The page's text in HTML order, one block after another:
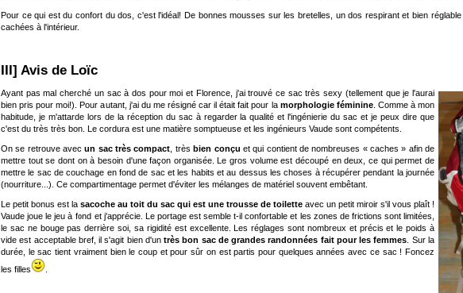
Pour ce qui est du confort du dos, c'est l'idéal! De bonnes mousses sur les bretelles, un dos respirant et bien
cachées à l'intérieur.
III] Avis de Loïc
Ayant pas mal cherché un sac à dos pour moi et Florence, j'ai trouvé ce sac très sexy (tellement que je l'aurai
bien pris pour moi!). Pour autant, j'ai du me résigné car il était fait pour la morphologie féminine. Comme à mon
habitude, je m'attarde lors de la réception du sac à regarder la qualité et l'ingénierie du sac et je peux dire que
c'est du très très bon. Le cordura est une matière somptueuse et les ingénieurs Vaude sont compétents.
On se retrouve avecun sac très compact , trèsbien conçu et qui contient de nombreuses « caches » afin de
mettre tout se dont on à besoin d'une façon organisée. Le gros volume est découpé en deux, ce qui permet de
mettre le sac de couchage en fond de sac et les habits et au dessus les choses à récupérer pendant la journée
(nourriture...). Ce compartimentage permet d'éviter les mélanges de matériel souvent embêtant.
Le petit bonus est la sacoche au toit du sac qui est une trousse de toilette avec un petit miroir s'il vous plaît !
Vaude joue le jeu à fond et j'apprécie. Le portage est semble t-il confortable et les zones de frictions sont limitées,
le sac ne bouge pas derrière soi, sa rigidité est excellente. Les réglages sont nombreux et précis et le poids à
vide est acceptable bref, il s'agit bien d'untrès bon sac de grandes randonnées fait pour les femmes . Sur la
durée, le sac tient vraiment bien le coup et pour sûr on est partis pour quelques années avec ce sac ! Foncez
les filles